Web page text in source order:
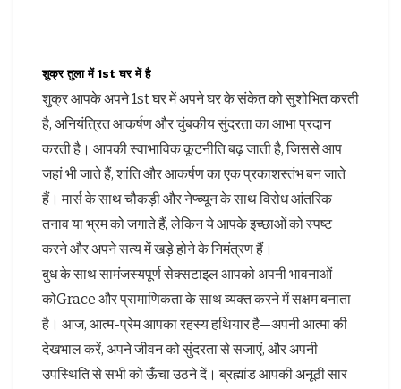
शुक्र तुला में 1st घर में है
शुक्र आपके अपने 1st घर में अपने घर के संकेत को सुशोभित करती
है, अनियंत्रित आकर्षण और चुंबकीय सुंदरता का आभा प्रदान
करती है। आपकी स्वाभाविक कूटनीति बढ़ जाती है, जिससे आप
जहां भी जाते हैं, शांति और आकर्षण का एक प्रकाशस्तंभ बन जाते
हैं। मार्स के साथ चौकड़ी और नेप्च्यून के साथ विरोध आंतरिक
तनाव या भ्रम को जगाते हैं, लेकिन ये आपके इच्छाओं को स्पष्ट
करने और अपने सत्य में खड़े होने के निमंत्रण हैं।
बुध के साथ सामंजस्यपूर्ण सेक्सटाइल आपको अपनी भावनाओं
कोGrace और प्रामाणिकता के साथ व्यक्त करने में सक्षम बनाता
है। आज, आत्म-प्रेम आपका रहस्य हथियार है—अपनी आत्मा की
देखभाल करें, अपने जीवन को सुंदरता से सजाएं, और अपनी
उपस्थिति से सभी को ऊँचा उठने दें। ब्रह्मांड आपकी अनूठी सार